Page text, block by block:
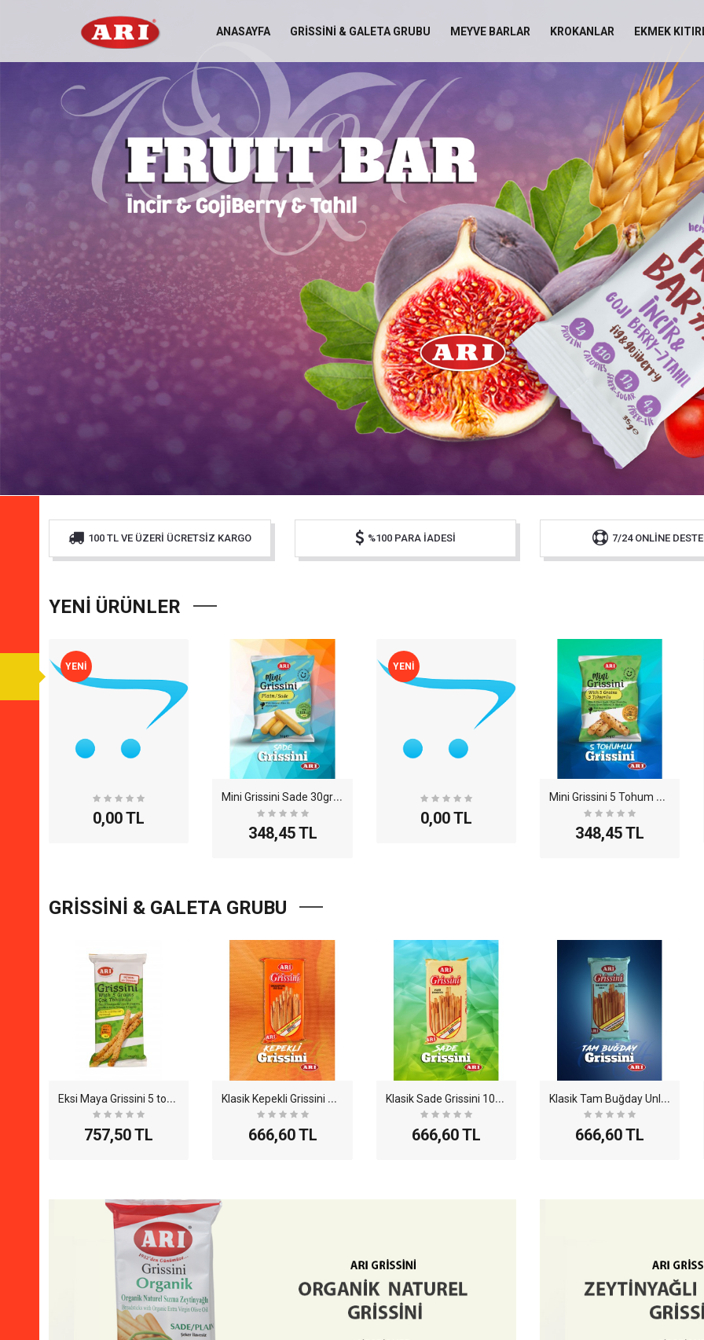
ANASAYFA GRISSINI & GALETA GRUBU MEYVE BARLAR KROKANLAR EKMEK
100 TL VE ÜZERI ÜCRETSIZ KARGO %100 PARA İADESI 7/24 ONLINE
YENI ÜRÜNLER
YENI
0,00 TL
M
ini Grissini Sade 30gr - 20li
348,45 TL
YENI
0,00 TL
M
ini Grissini 5 Tohum 30gr - 20li
348,45 TL
GRİSSİNİ & GALETA GRUBU
E
ksi Maya Grissini 5 tohumlu 100gr 12'li Paket
757,50 TL
K
lasik Kepekli Grissini 125gr - 12li Paket
666,60 TL
K
lasik Sade Grissini 100gr - 12li Paket
666,60 TL
K
lasik Tam Buğday Unlu Grissini 100gr - 12li Paket..
666,60 TL